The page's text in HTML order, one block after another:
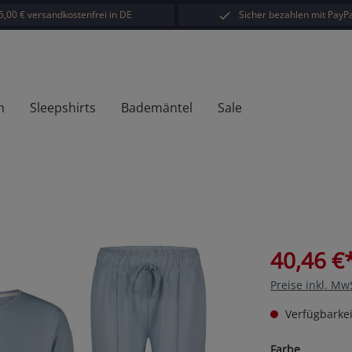
€ versandkostenfrei in DE Sicher bezahlen mit
Sleepshirts Bademäntel Sale
40,46
Preise inkl.
auswählen